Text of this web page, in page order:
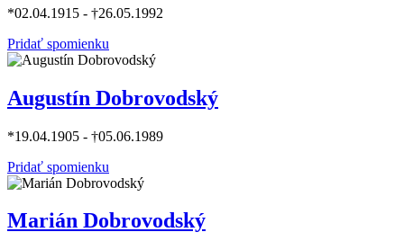
*02.04.1915 - †26.05.1992
Pridať spomienku
Augustín Dobrovodský
*19.04.1905 - †05.06.1989
Pridať spomienku
Marián Dobrovodský